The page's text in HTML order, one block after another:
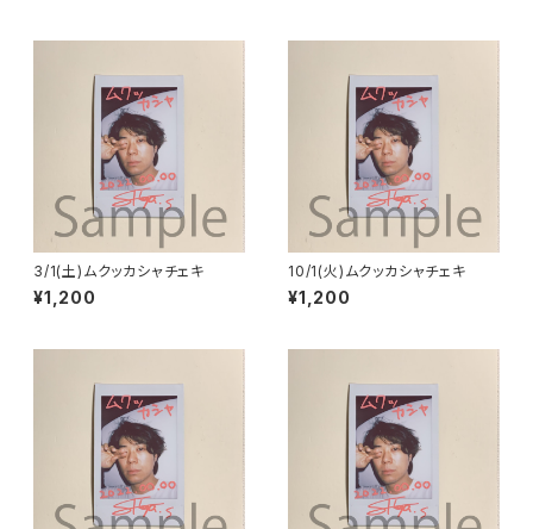
3/1(土)ムクッカシャチェキ
¥1,200
10/1(火)ムクッカシャチェキ
¥1,200